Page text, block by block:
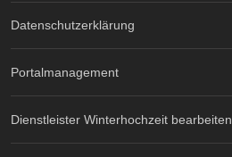
Datenschutzerklärung
Portalmanagement
Dienstleister Winterhochzeit bearbeiten